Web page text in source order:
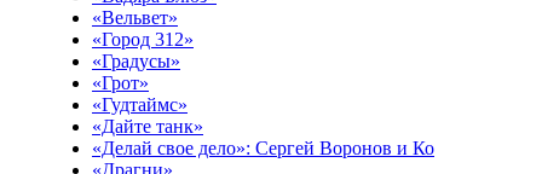
«Вельвет»
«Город 312»
«Градусы»
«Грот»
«Гудтаймс»
«Дайте танк»
«Делай свое дело»: Сергей Воронов и Ко
«Драгни»